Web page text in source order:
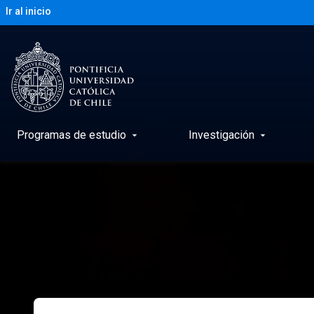
Ir al inicio
Programas de estudio arrow_drop_down Investigación arrow_drop_down